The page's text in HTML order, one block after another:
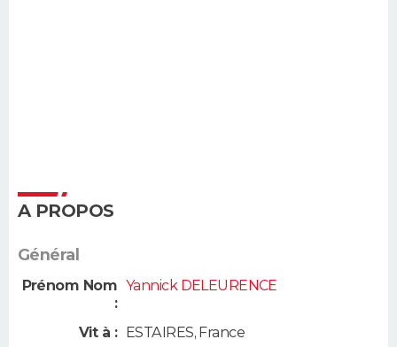
A PROPOS
Général
Prénom Nom
:
Yannick DELEURENCE
Vit à : ESTAIRES, France